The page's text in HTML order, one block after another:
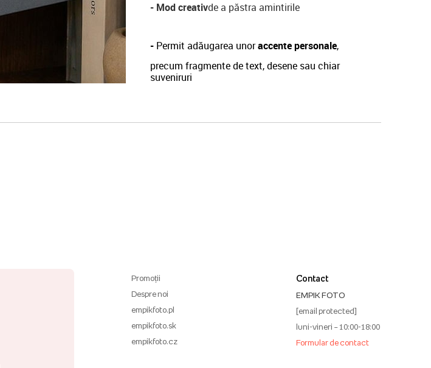
- Mod creativde a păstra amintirile
-Permit adăugarea unoraccente personale,
precum fragmente de text, desene sau chiar
suveniruri
Promoții
Despre noi
empikfoto.pl
empikfoto.sk
empikfoto.cz
Contact
EMPIK FOTO
[email protected]
luni-vineri – 10:00-18:00
Formular de contact